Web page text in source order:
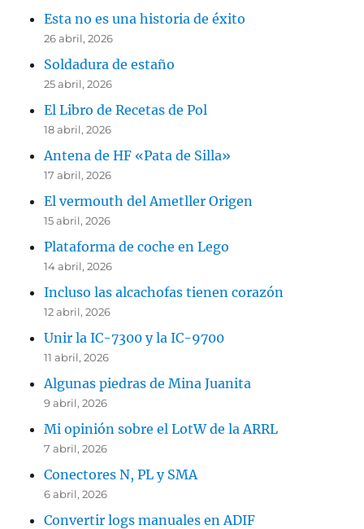
Esta no es una historia de éxito
26 abril, 2026
Soldadura de estaño
25 abril, 2026
El Libro de Recetas de Pol
18 abril, 2026
Antena de HF «Pata de Silla»
17 abril, 2026
El vermouth del Ametller Origen
15 abril, 2026
Plataforma de coche en Lego
14 abril, 2026
Incluso las alcachofas tienen corazón
12 abril, 2026
Unir la IC-7300 y la IC-9700
11 abril, 2026
Algunas piedras de Mina Juanita
9 abril, 2026
Mi opinión sobre el LotW de la ARRL
7 abril, 2026
Conectores N, PL y SMA
6 abril, 2026
Convertir logs manuales en ADIF